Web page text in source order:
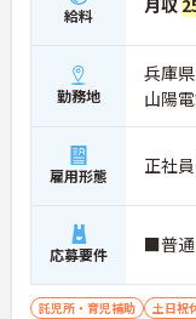
給料 月収
勤務地
兵庫
山陽
雇用形態 正社
応募要件 ■普通
託児所・育児補助 土日祝